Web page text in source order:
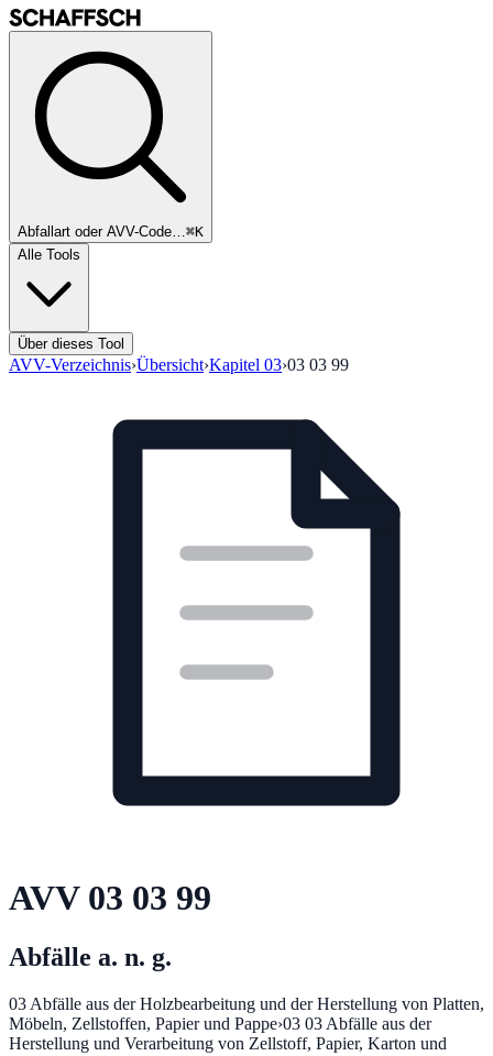
Abfallart oder AVV-Code…⌘K
Alle Tools
Über dieses Tool
AVV-Verzeichnis›Übersicht›Kapitel 03›03 03 99
AVV 03 03 99
Abfälle a. n. g.
03 Abfälle aus der Holzbearbeitung und der Herstellung von Platten,
Möbeln, Zellstoffen, Papier und Pappe›03 03 Abfälle aus der
Herstellung und Verarbeitung von Zellstoff, Papier, Karton und